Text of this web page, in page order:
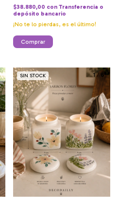
$38.880,00 con Transferencia o
depósito bancario
¡No te lo pierdas, es el último!
Comprar
1/ 6
SIN STOCK